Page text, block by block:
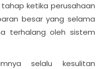
ketika perusahaan
besar yang selama
terhalang oleh sistem
selalu kesulitan